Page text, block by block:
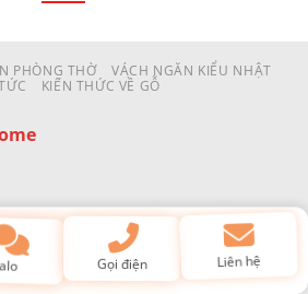
PHÒNG THỜ
VÁCH NGĂN KIỂU NHẬT
KIẾN THỨC VỀ GỖ
Gọi điện Liên hệ